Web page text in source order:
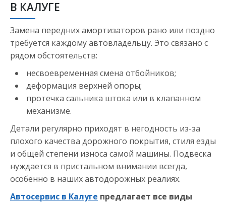
В КАЛУГЕ
Замена передних амортизаторов рано или поздно
требуется каждому автовладельцу. Это связано с
рядом обстоятельств:
несвоевременная смена отбойников;
деформация верхней опоры;
протечка сальника штока или в клапанном
механизме.
Детали регулярно приходят в негодность из-за
плохого качества дорожного покрытия, стиля езды
и общей степени износа самой машины. Подвеска
нуждается в пристальном внимании всегда,
особенно в наших автодорожных реалиях.
Автосервис в Калуге предлагает все виды